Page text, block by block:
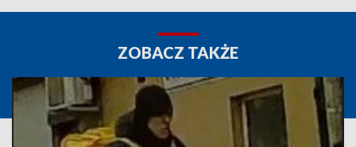
ZOBACZ TAKŻE